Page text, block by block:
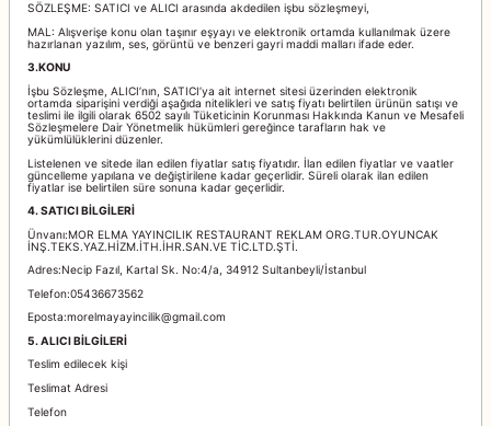
SÖZLEŞME: SATICI ve ALICI arasında akdedilen işbu sözleşmeyi,
MAL: Alışverişe konu olan taşınır eşyayı ve elektronik ortamda kullanılmak üzere
hazırlanan yazılım, ses, görüntü ve benzeri gayri maddi malları ifade eder.
3.KONU
İşbu Sözleşme, ALICI’nın, SATICI’ya ait internet sitesi üzerinden elektronik
ortamda siparişini verdiği aşağıda nitelikleri ve satış fiyatı belirtilen ürünün satışı ve
teslimi ile ilgili olarak 6502 sayılı Tüketicinin Korunması Hakkında Kanun ve Mesafeli
Sözleşmelere Dair Yönetmelik hükümleri gereğince tarafların hak ve
yükümlülüklerini düzenler.
Listelenen ve sitede ilan edilen fiyatlar satış fiyatıdır. İlan edilen fiyatlar ve vaatler
güncelleme yapılana ve değiştirilene kadar geçerlidir. Süreli olarak ilan edilen
fiyatlar ise belirtilen süre sonuna kadar geçerlidir.
4. SATICI BİLGİLERİ
Ünvanı:MOR ELMA YAYINCILIK RESTAURANT REKLAM ORG.TUR.OYUNCAK
İNŞ.TEKS.YAZ.HİZM.İTH.İHR.SAN.VE TİC.LTD.ŞTİ.
Adres:Necip Fazıl, Kartal Sk. No:4/a, 34912 Sultanbeyli/İstanbul
Telefon:05436673562
Eposta:morelmayayincilik@gmail.com
5. ALICI BİLGİLERİ
Teslim edilecek kişi
Teslimat Adresi
Telefon
Dikmen